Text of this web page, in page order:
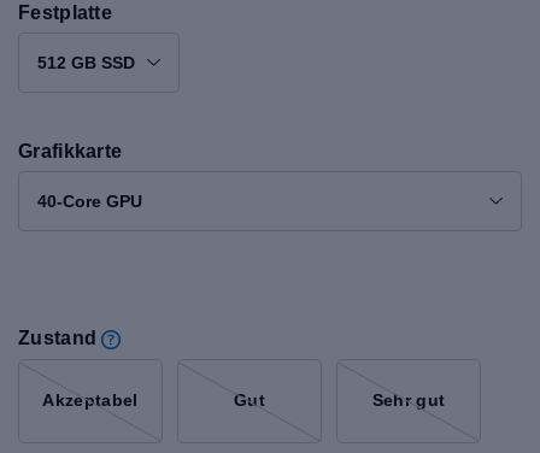
Festplatte
512 GB SSD
Grafikkarte
40-Core GPU
Zustand
Akzeptabel Gut Sehr gut